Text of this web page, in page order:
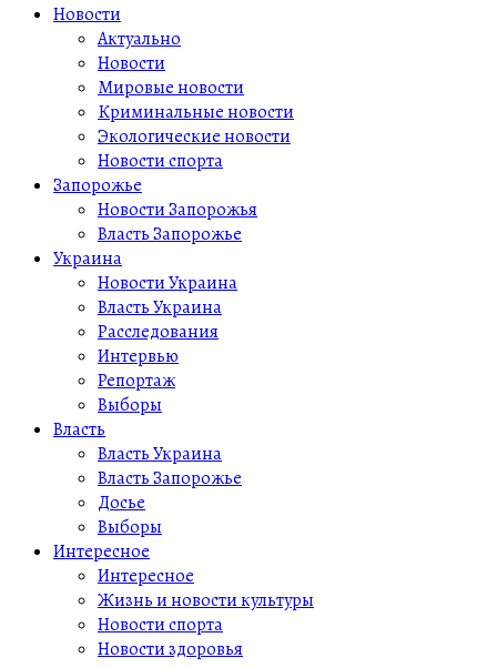
Новости
Актуально
Новости
Мировые новости
Криминальные новости
Экологические новости
Новости спорта
Запорожье
Новости Запорожья
Власть Запорожье
Украина
Новости Украина
Власть Украина
Расследования
Интервью
Репортаж
Выборы
Власть
Власть Украина
Власть Запорожье
Досье
Выборы
Интересное
Интересное
Жизнь и новости культуры
Новости спорта
Новости здоровья